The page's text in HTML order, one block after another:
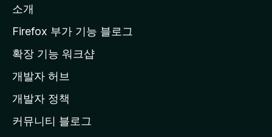
l
a
페
이
지
이
소개
Firefox 부가 기능 블로그
확장 기능 워크샵
개발자 허브
개발자 정책
커뮤니티 블로그